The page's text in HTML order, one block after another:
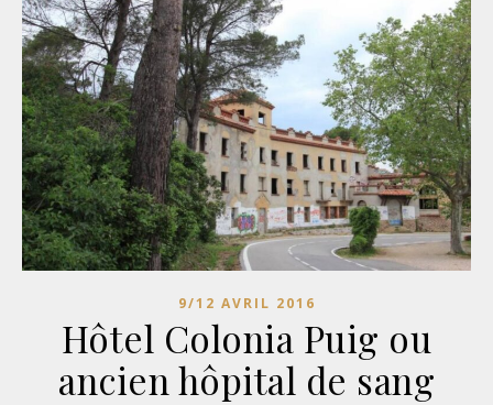
9/12 AVRIL 2016
Hôtel Colonia Puig ou
ancien hôpital de sang